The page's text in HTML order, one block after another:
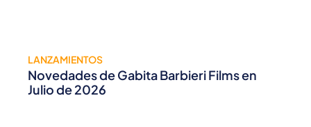
LANZAMIENTOS
Novedades de Gabita Barbieri Films en
Julio de 2026